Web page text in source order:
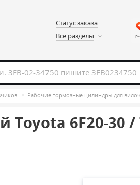
Статус заказа
Все разделы
Рабочие тормозные цилиндры для
6F20-30 /